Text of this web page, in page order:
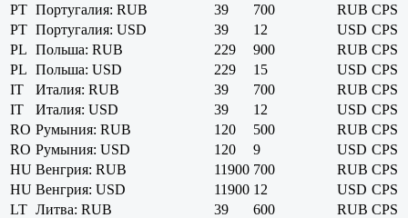
PT Португалия: RUB 39 700 RUB CPS
PT Португалия: USD 39 12 USD CPS
PL Польша: RUB 229 900 RUB CPS
PL Польша: USD 229 15 USD CPS
IT
Италия: RUB 39 700 RUB CPS
IT
Италия: USD 39 12 USD CPS
RO Румыния: RUB 120 500 RUB CPS
RO Румыния: USD 120 9 USD CPS
HU Венгрия: RUB 11900 700 RUB CPS
HU Венгрия: USD 11900 12 USD CPS
LT Литва: RUB 39 600 RUB CPS